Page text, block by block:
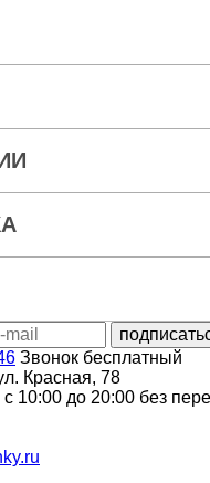
Звонок бесплатный
Красная, 78
10:00 до 20:00 без